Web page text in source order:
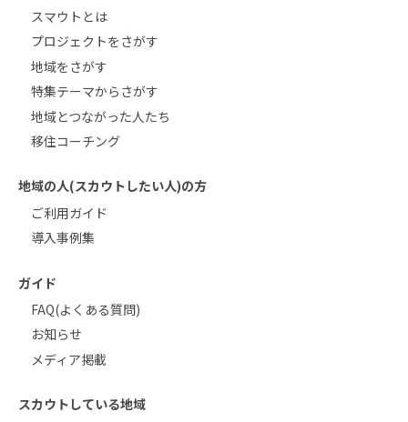
スマウトとは
プロジェクトをさがす
地域をさがす
特集テーマからさがす
地域とつながった人たち
移住コーチング
地域の人(スカウトしたい人)の方
ご利用ガイド
導入事例集
ガイド
FAQ(よくある質問)
お知らせ
メディア掲載
スカウトしている地域